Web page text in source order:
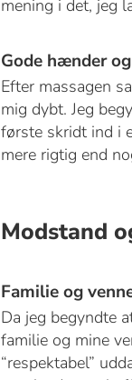
mening i det, jeg
Gode hænder
Efter massagen
mig dybt. Jeg
første skridt ind i
mere rigtig end
Modstand
Familie og
Da jeg begyndte
familie og mine
“respektabel”